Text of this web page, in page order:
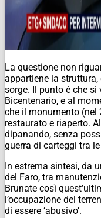
La questione non
appartiene la struttura,
sorge. Il punto è che
Bicentenario, e al
che il monumento (nel
restaurato e riaperto.
dipanando, senza
guerra di carteggi tra
In estrema sintesi, da
del Faro, tra
Brunate così
l’occupazione del
di essere ‘abusivo’.